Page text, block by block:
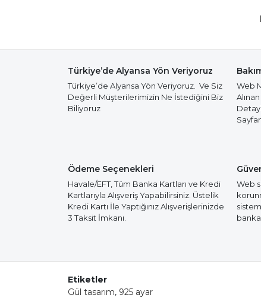
Türkiye’de Alyansa Yön Veriyoruz
Türkiye’de Alyansa Yön Veriyoruz. Ve Siz
Değerli Müşterilerimizin Ne İstediğini Biz
Biliyoruz
Web
Ödeme Seçenekleri
Havale/EFT, Tüm Banka Kartları ve Kredi
Kartlarıyla Alışveriş Yapabilirsiniz. Üstelik
Kredi Kartı İle Yaptığınız Alışverişlerinizde
3 Taksit İmkanı.
Web
Etiketler
Gül tasarım, 925 ayar